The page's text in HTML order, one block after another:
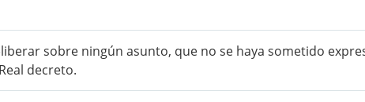
sobre ningún asunto, que no se haya sometido
decreto.